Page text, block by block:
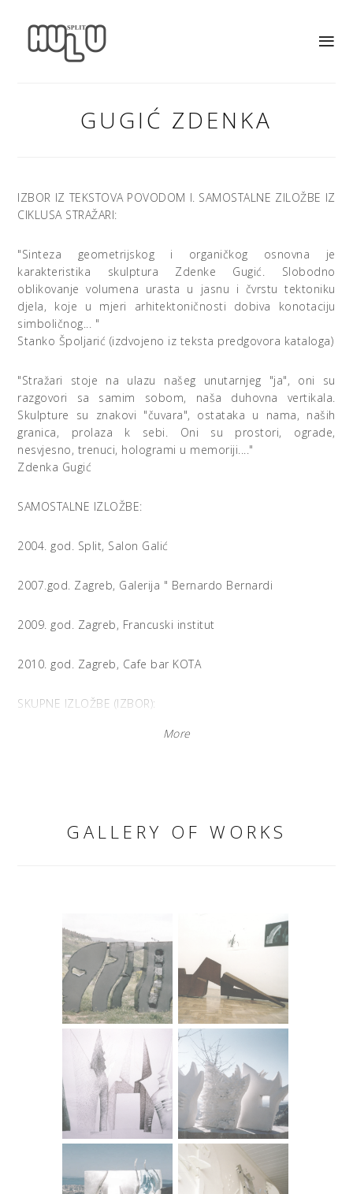
GUGIĆ ZDENKA
IZBOR IZ TEKSTOVA POVODOM I. SAMOSTALNE ZILOŽBE IZ
CIKLUSA STRAŽARI:
"Sinteza geometrijskog i organičkog osnovna je
karakteristika skulptura Zdenke Gugić. Slobodno
oblikovanje volumena urasta u jasnu i čvrstu tektoniku
djela, koje u mjeri arhitektoničnosti dobiva konotaciju
simboličnog... "
Stanko Špoljarić (izdvojeno iz teksta predgovora kataloga)
"Stražari stoje na ulazu našeg unutarnjeg "ja", oni su
razgovori sa samim sobom, naša duhovna vertikala.
Skulpture su znakovi "čuvara", ostataka u nama, naših
granica, prolaza k sebi. Oni su prostori, ograde,
nesvjesno, trenuci, hologrami u memoriji...."
Zdenka Gugić
SAMOSTALNE IZLOŽBE:
2004. god. Split, Salon Galić
2007.god. Zagreb, Galerija " Bernardo Bernardi
2009. god. Zagreb, Francuski institut
2010. god. Zagreb, Cafe bar KOTA
SKUPNE IZLOŽBE (IZBOR):
Do sada izlagala na 18 skupnih izložbi ;
- Koprivnica ( Muzej Grada Koprivnice- Drava art annale
2004. 2005. 2006 . g.)
NAGRADE:
2007. " Manda" na Fashion Week-u u Zagrebu ( suradnja
sa modnim studiom Artiđana)
2008. I Izvedbena Nagrada za Spomenik Poginulim
braniteljima Grada Vrgorca (inoks)
JAVNI PROJEKTI:
More
GALLERY OF WORKS